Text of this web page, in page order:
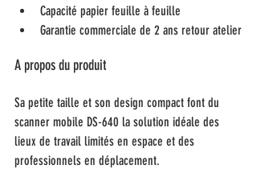
Capacité papier feuille à feuille
Garantie commerciale de 2 ans retour atelier
A propos du produit
Sa petite taille et son design compact font du
scanner mobile DS-640 la solution idéale des
lieux de travail limités en espace et des
professionnels en déplacement.